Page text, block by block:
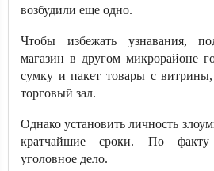
возбудили еще одно.
Чтобы избежать узнавания,
магазин в другом микрорайоне
сумку и пакет товары с
торговый зал.
Однако установить личность
кратчайшие сроки. По факту
уголовное дело.